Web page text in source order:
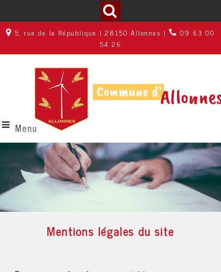
5, rue de la République | 28150 Allonnes |
09 63 00
54 26
Menu
Mentions légales du site